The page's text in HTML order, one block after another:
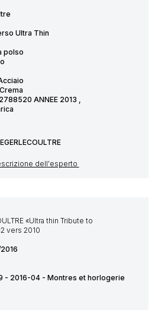
Ultra Thin
polso
Crema
ANNEE 2013 ,
dell'esperto
- 2016-04 - Montres et horlogerie